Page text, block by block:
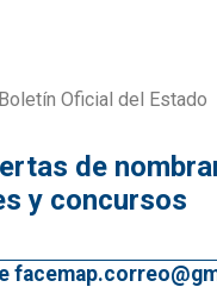
Oficial del Estado
de
y concursos